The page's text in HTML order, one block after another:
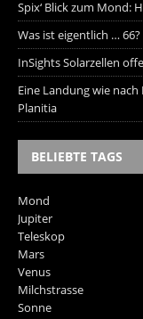
Spix‘ Blick zum Mond:
Was ist eigentlich … 66?
InSights Solarzellen
Eine Landung wie
Planitia
BELIEBTE TAGS
Mond
Jupiter
Teleskop
Mars
Venus
Milchstrasse
Sonne